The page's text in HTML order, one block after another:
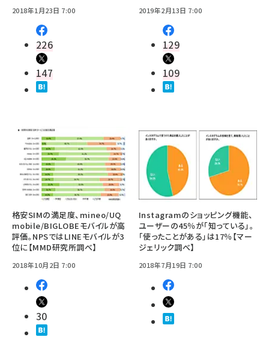
2018年1月23日 7:00
226
147
2019年2月13日 7:00
129
109
格安SIMの満足度、mineo/UQ
mobile/BIGLOBEモバイルが高
評価。NPSではLINEモバイルが3
位に【MMD研究所調べ】
2018年10月2日 7:00
30
Instagramのショッピング機能、
ユーザーの45％が「知っている」。
「使ったことがある」は17％【マー
ジェリック調べ】
2018年7月19日 7:00